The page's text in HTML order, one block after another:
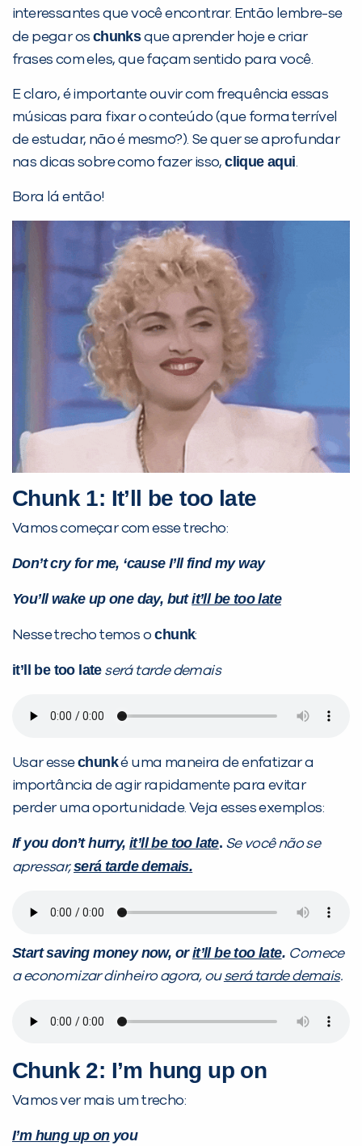
interessantes que você encontrar. Então lembre-se
de pegar os chunksque aprender hoje e criar
frases com eles, que façam sentido para você.
E claro, é importante ouvir com frequência essas
músicas para fixar o conteúdo (que forma terrível
de estudar, não é mesmo?). Se quer se aprofundar
nas dicas sobre como fazer isso,clique aqui.
Bora lá então!
Chunk 1: It’ll be too late
Vamos começar com esse trecho:
Don’t cry for me, ‘cause I’ll find my way
You’ll wake up one day, butit’ll be too late
Nesse trecho temos o chunk:
it’ll be too late será tarde demais
Usar essechunké uma maneira de enfatizar a
importância de agir rapidamente para evitar
perder uma oportunidade. Veja esses exemplos:
If you don’t hurry, it’ll be too late. Se você não se
apressar,será tarde demais.
Start saving money now, orit’ll be too late. Comece
a economizar dinheiro agora, ouserá tarde demais.
Chunk 2: I’m hung up on
Vamos ver mais um trecho:
I’m hung up onyou
Preencha com seus dados abaixo e
já vamos te colocar em contato
com a:
Você é aluno inFlux?
Sim Não